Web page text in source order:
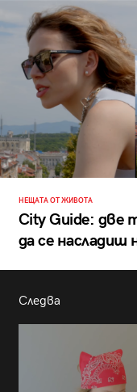
НЕЩАТА ОТ ЖИВОТА
City Guide: две
да се
Следва